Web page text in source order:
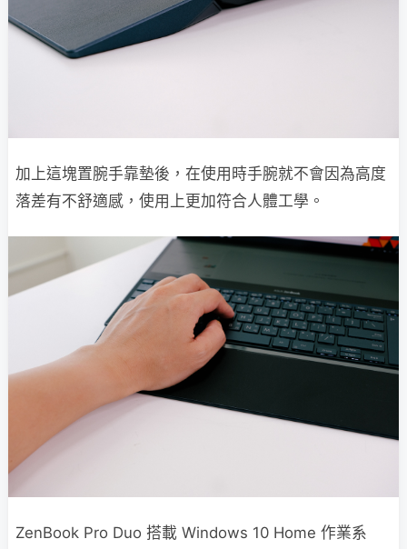
加上這塊置腕手靠墊後，在使用時手腕就不會因為高度
落差有不舒適感，使用上更加符合人體工學。
ZenBook Pro Duo 搭載 Windows 10 Home 作業系